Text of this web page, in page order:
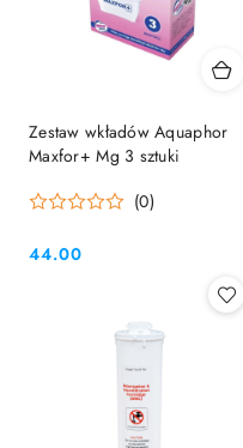
Zestaw wkładów Aquaphor
Maxfor+ Mg 3 sztuki
(0)
Cena:
44.00